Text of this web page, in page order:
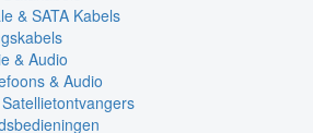
& SATA Kabels
& Audio
& Audio